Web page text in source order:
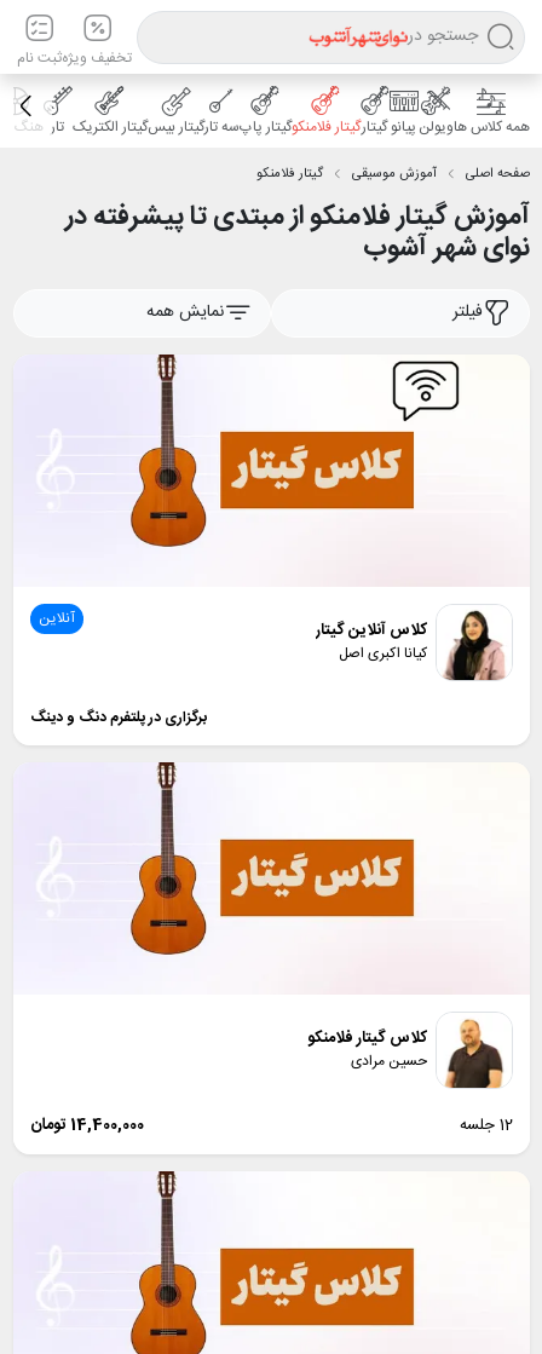
جستجو در
تخفیف ویژهثبت نام
همه کلاس هاویولن پیانوگیتارگیتار فلامنکوگیتار پاپسه تارگیتار بیسگیتار الکتریک تار هنگ
صفحه اصلی آموزش موسیقی گیتار فلامنکو
آموزش گیتار فلامنکو از مبتدی تا پیشرفته در
نوای شهر آشوب
فیلتر نمایش همه
کلاس آنلاین گیتار
کیانا اکبری اصل
آنلاین
برگزاری در پلتفرم دنگ و دینگ
کلاس گیتار فلامنکو
حسین مرادی
12 جلسه 14,400,000 تومان